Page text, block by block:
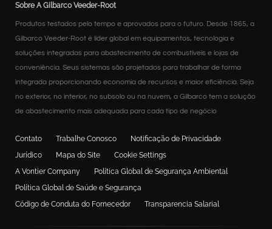
Sobre A Gilbarco Veeder-Root
Produtos testados pelo tempo e aprovados para o futuro. Desde 1865, a
Gilbarco Veeder-Root é líder global em equipamentos, tecnologia e
soluções integradas para abastecimento de combustíveis e lojas de
conveniência. Seus sistemas são projetados para trabalhar de forma
integrada proporcionando economia de recursos e maior eficiência. Seja
no exterior, no interior, no subsolo ou na nuvem, a Gilbarco tem a solução
de abastecimento mais adequada para cada tipo de negócio
Contato Trabalhe Conosco
Notificação de Privacidade
Jurídico
Mapa do Site
Cookie Settings
A Vontier Company
Política Global de Segurança Ambiental
Política Global de Saúde e Segurança
Código de Conduta do Fornecedor
Transparencia Salarial